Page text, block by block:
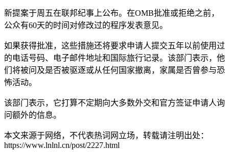
新提案于周五在联邦纪事上公布。在OMB批准或拒绝之前，
公众有60天的时间对修改过的程序发表意见。
如果获得批准，这些措施还将要求申请人提交五年以前使用过
的电话号码、电子邮件地址和国际旅行记录。该部门表示，他
们将被问及是否被驱逐或从任何国家撤离，家属是否曾参与恐
怖活动。
该部门表示，它打算不定期向大多数外交和官方签证申请人询
问额外的信息。
本文来源于网络，不代表热词网立场，转载请注明出处：
https://www.lnlnl.cn/post/2227.html